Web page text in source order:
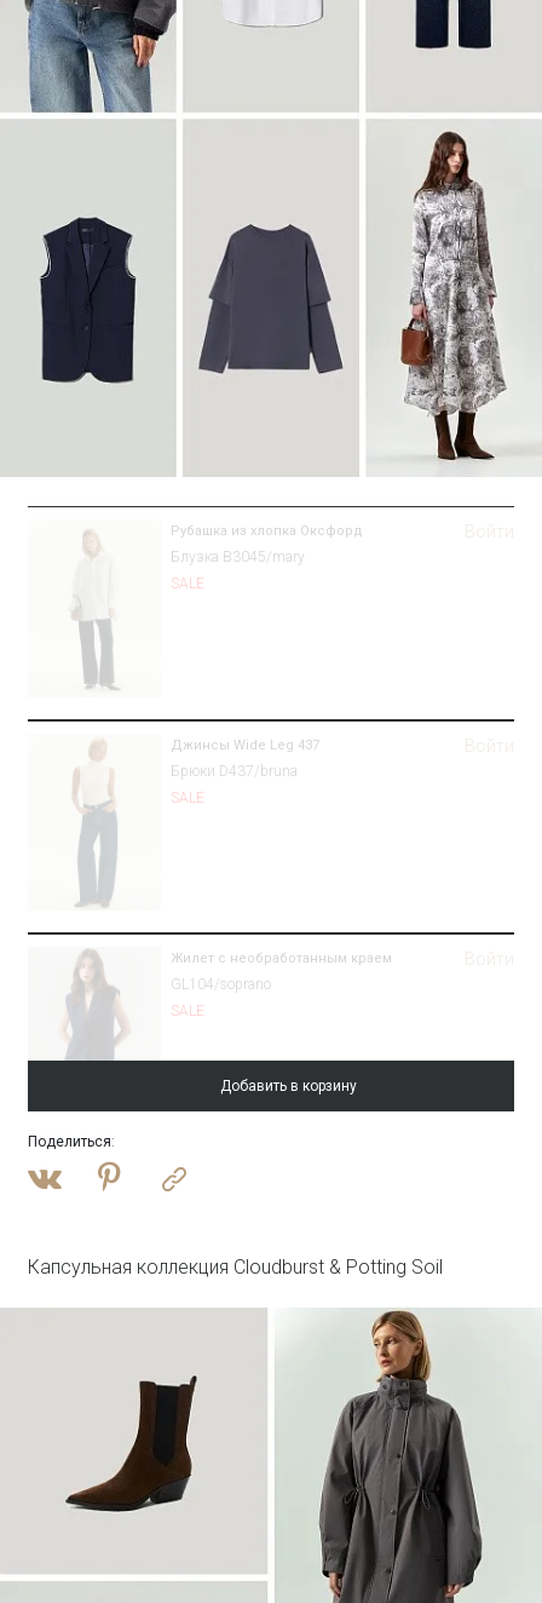
Войти
Рубашка из хлопка Оксфорд
Блузка B3045/mary
SALE
Войти
Джинсы Wide Leg 437
Брюки D437/bruna
SALE
Войти
Жилет с необработанным краем
GL104/soprano
SALE
Войти
Полупальто из шерсти с отстегивающимся
капюшоном
Платье-рубашка макси с принтом
PL1644/haku
SALE
Лонгслив из 100% хлопка Войти
Добавить в корзину
Поделиться:
Капсульная коллекция Cloudburst & Potting Soil